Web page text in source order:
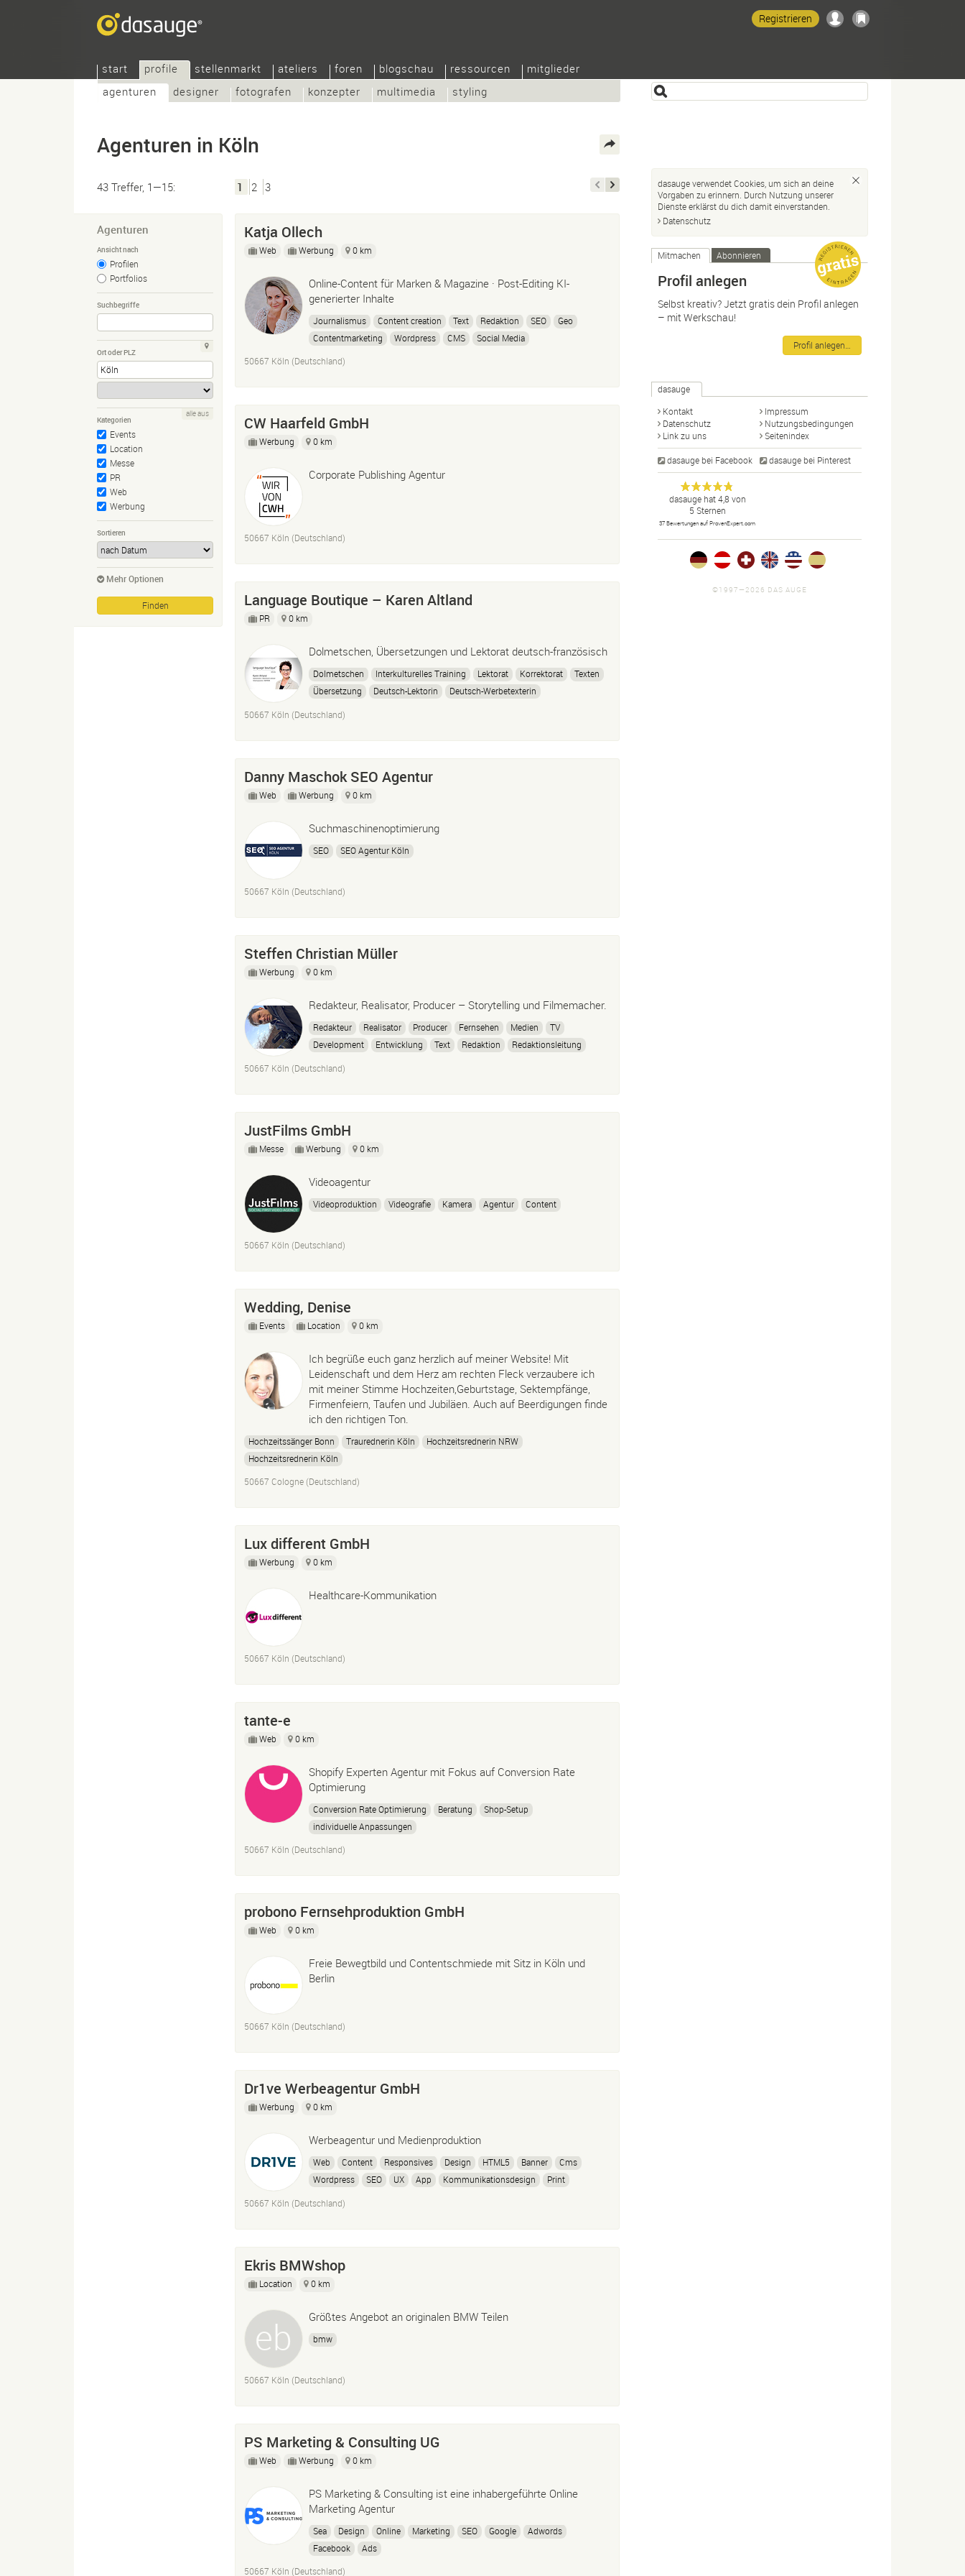
start
profile
agenturen
designer fotografen konzepter multimedia styling
stellenmarkt ateliers foren blogschau ressourcen mitglieder
Registrieren
Agenturen in Köln
43 Treffer, 1—15: 1 2 3
Agenturen
Ansicht nach
Profilen
Portfolios
Suchbegriffe
Ort oder PLZ
Kategorien
Events
Location
Messe
PR
Web
Werbung
alle aus
Sortieren
Mehr Optionen
Katja Ollech
Web Werbung 0 km
Online-Content für Marken & Magazine · Post-Editing KI-
generierter Inhalte
Journalismus Content creation Text Redaktion SEO
Geo
Contentmarketing
Wordpress CMS
Social Media
50667 Köln (Deutschland)
CW Haarfeld GmbH
Werbung 0 km
Corporate Publishing Agentur
50667 Köln (Deutschland)
Language Boutique – Karen Altland
PR 0 km
Dolmetschen, Übersetzungen und Lektorat deutsch-französisch
Dol­met­schen Inter­kul­tu­relles Trai­ning Lek­to­rat Kor­rek­to­rat
Tex­ten
Übersetzung
Deutsch-Lek­to­rin
Deutsch-Wer­be­tex­ter­in
50667 Köln (Deutschland)
Danny Maschok SEO Agentur
Web Werbung 0 km
Suchmaschinenoptimierung
SEO SEO Agentur Köln
50667 Köln (Deutschland)
Steffen Christian Müller
Werbung 0 km
Redakteur, Realisator, Producer – Storytelling und Filmemacher.
Redakteur Realisator Producer Fernsehen Medien
TV
Development
Entwicklung Text Redaktion
Redaktionsleitung
50667 Köln (Deutschland)
JustFilms GmbH
Messe Werbung 0 km
Videoagentur
Videoproduktion Videografie Kamera Agentur Content
50667 Köln (Deutschland)
Wedding, Denise
Events Location 0 km
Ich begrüße euch ganz herzlich auf meiner Website! Mit
Leidenschaft und dem Herz am rechten Fleck verzaubere ich
mit meiner Stimme Hochzeiten,Geburtstage, Sektempfänge,
Firmenfeiern, Taufen und Jubiläen. Auch auf Beerdigungen finde
ich den richtigen Ton.
Hochzeitssänger Bonn Traurednerin Köln
Hochzeitsrednerin NRW
Hochzeitsrednerin Köln
50667 Cologne (Deutschland)
Lux different GmbH
Werbung 0 km
Healthcare-Kommunikation
50667 Köln (Deutschland)
tante-e
Web 0 km
Shopify Experten Agentur mit Fokus auf Conversion Rate
Optimierung
Conversion Rate Optimierung Beratung
Shop-Setup
individuelle Anpassungen
50667 Köln (Deutschland)
probono Fernsehproduktion GmbH
Web 0 km
Freie Bewegtbild und Contentschmiede mit Sitz in Köln und
Berlin
50667 Köln (Deutschland)
Dr1ve Werbeagentur GmbH
Werbung 0 km
Werbeagentur und Medienproduktion
Web Content Responsives Design HTML5 Banner
Cms
Wordpress
SEO UX App Kommunikationsdesign
Print
50667 Köln (Deutschland)
Ekris BMWshop
Location 0 km
Größtes Angebot an originalen BMW Teilen
bmw
50667 Köln (Deutschland)
PS Marketing & Consulting UG
Web Werbung 0 km
PS Marketing & Consulting ist eine inhabergeführte Online
Marketing Agentur
Sea Design Online Marketing SEO Google
Adwords
Facebook
Ads
50667 Köln (Deutschland)
dasauge verwendet Cookies, um sich an deine
Vorgaben zu erinnern. Durch Nutzung unserer
Dienste erklärst du dich damit einverstanden.
Datenschutz
Mitmachen Abonnieren
Profil anlegen
Selbst kreativ? Jetzt gratis dein Profil anlegen
– mit Werkschau!
Profil anlegen…
dasauge
Kontakt
Impressum
Datenschutz
Nutzungsbedingungen
Link zu uns
Seitenindex
dasauge bei Facebook dasauge bei Pinterest
dasauge
Designer,
Fotografen,
Agenturen,
Portfolios
und Jobs.
Anonym
dasaugehat4,8 von
5 Sternen
37 Bewertungen auf ProvenExpert.com
©1997—2026 DAS AUGE